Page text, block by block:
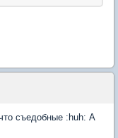
съедобные :huh: А